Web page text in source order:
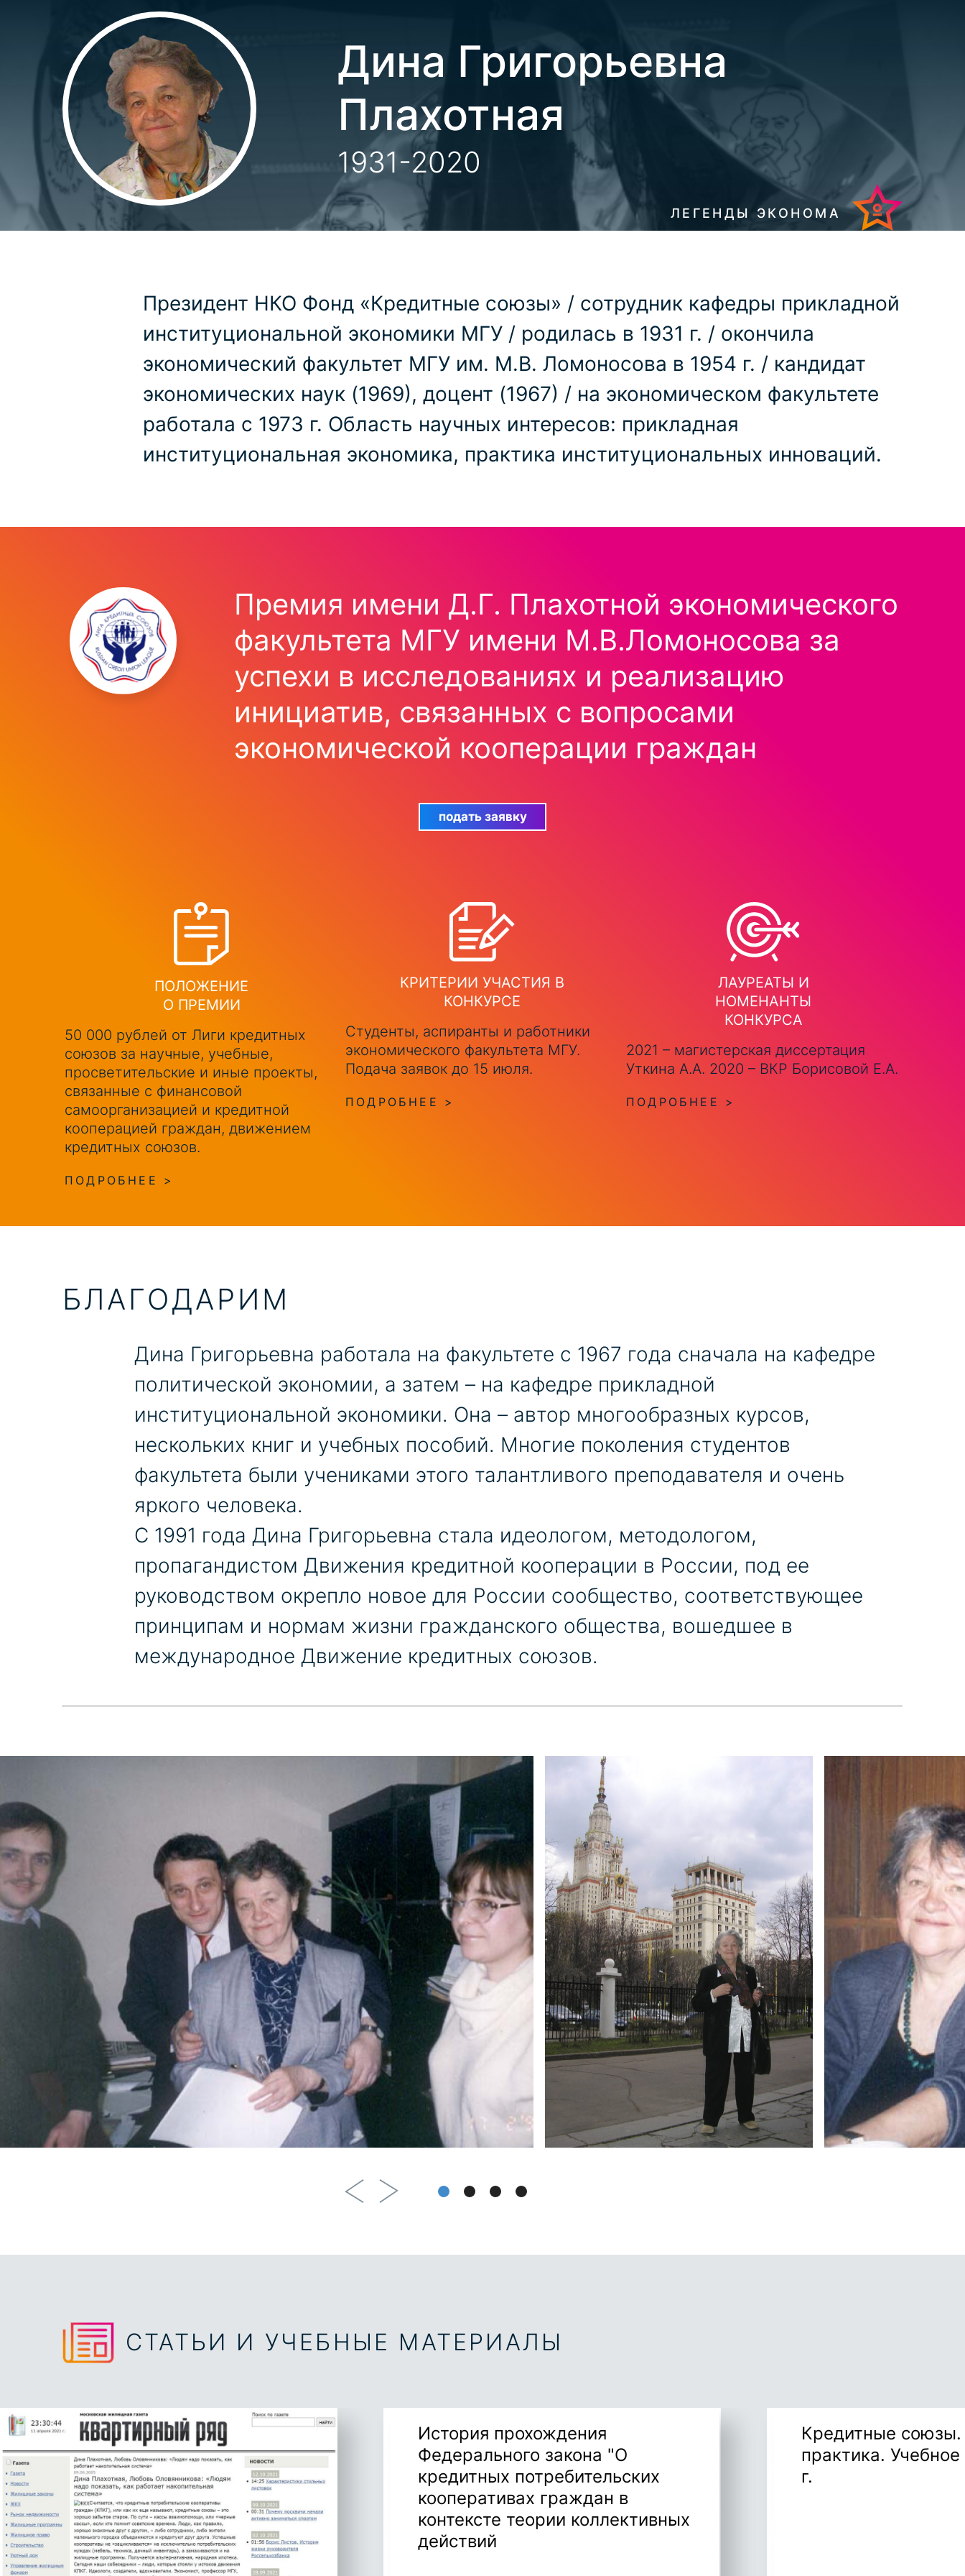
Дина Григорьевна
Плахотная
1931-2020
ЛЕГЕНДЫ ЭКОНОМА
Президент НКО Фонд «Кредитные союзы» / сотрудник кафедры прикладной
институциональной экономики МГУ / родилась в 1931 г. / окончила
экономический факультет МГУ им. М.В. Ломоносова в 1954 г. / кандидат
экономических наук (1969), доцент (1967) / на экономическом факультете
работала с 1973 г. Область научных интересов: прикладная
институциональная экономика, практика институциональных инноваций.
Премия имени Д.Г. Плахотной экономического
факультета МГУ имени М.В.Ломоносова за
успехи в исследованиях и реализацию
инициатив, связанных с вопросами
экономической кооперации граждан
подать заявку
ПОЛОЖЕНИЕ
О ПРЕМИИ
50 000 рублей от Лиги кредитных
союзов за научные, учебные,
просветительские и иные проекты,
связанные с финансовой
самоорганизацией и кредитной
кооперацией граждан, движением
кредитных союзов.
ПОДРОБНЕЕ >
КРИТЕРИИ УЧАСТИЯ В
КОНКУРСЕ
Студенты, аспиранты и работники
экономического факультета МГУ.
Подача заявок до 15 июля.
ПОДРОБНЕЕ >
ЛАУРЕАТЫ И
НОМЕНАНТЫ
КОНКУРСА
2021 – магистерская диссертация
Уткина А.А. 2020 – ВКР Борисовой Е.А.
ПОДРОБНЕЕ >
БЛАГОДАРИМ
Дина Григорьевна работала на факультете с 1967 года сначала на кафедре
политической экономии, а затем – на кафедре прикладной
институциональной экономики. Она – автор многообразных курсов,
нескольких книг и учебных пособий. Многие поколения студентов
факультета были учениками этого талантливого преподавателя и очень
яркого человека.
С 1991 года Дина Григорьевна стала идеологом, методологом,
пропагандистом Движения кредитной кооперации в России, под ее
руководством окрепло новое для России сообщество, соответствующее
принципам и нормам жизни гражданского общества, вошедшее в
международное Движение кредитных союзов.
СТАТЬИ И УЧЕБНЫЕ МАТЕРИАЛЫ
История прохождения
Федерального закона "О
кредитных потребительских
кооперативах граждан в
контексте теории коллективных
действий
Кредитные союзы.
практика.
г.